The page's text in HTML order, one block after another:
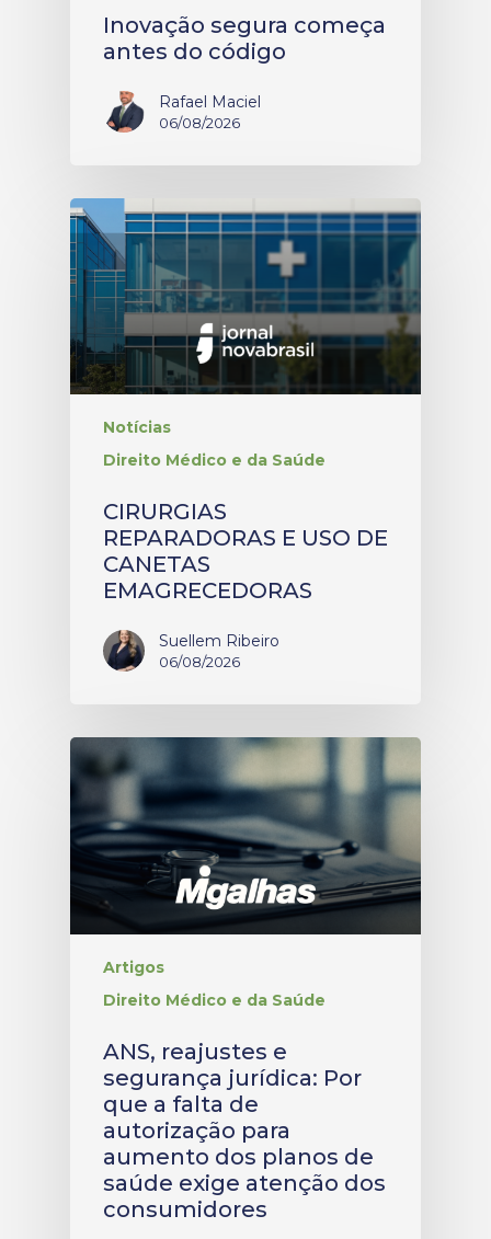
Inovação segura começa
antes do código
Rafael Maciel
06/08/2026
Notícias
Direito Médico e da Saúde
CIRURGIAS
REPARADORAS E USO DE
CANETAS
EMAGRECEDORAS
Suellem Ribeiro
06/08/2026
Artigos
Direito Médico e da Saúde
ANS, reajustes e
segurança jurídica: Por
que a falta de
autorização para
aumento dos planos de
saúde exige atenção dos
consumidores